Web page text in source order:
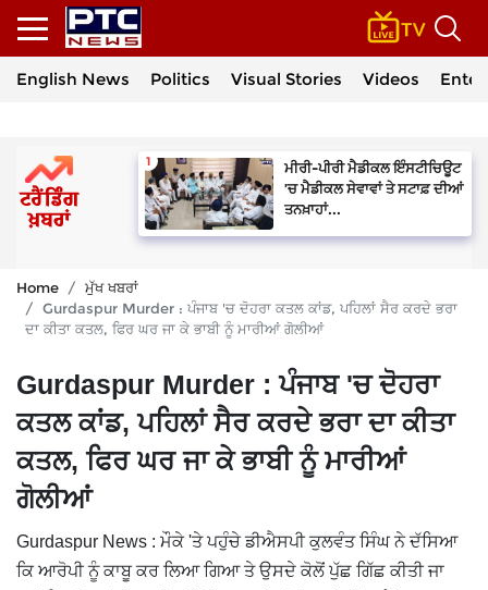
English News Politics Visual Stories Videos
ਮੀਰੀ-ਪੀਰੀ ਮੈਡੀਕਲ ਇੰਸਟੀਚਿਊਟ
’ਚ ਮੈਡੀਕਲ ਸੇਵਾਵਾਂ ਤੇ ਸਟਾਫ਼ ਦੀਆਂ
ਤਨਖ਼ਾਹਾਂ...
Home
ਮੁੱਖ ਖਬਰਾਂ
Gurdaspur Murder : ਪੰਜਾਬ 'ਚ ਦੋਹਰਾ ਕਤਲ ਕਾਂਡ, ਪਹਿਲਾਂ ਸੈਰ ਕਰਦੇ ਭਰਾ
ਦਾ ਕੀਤਾ ਕਤਲ, ਫਿਰ ਘਰ ਜਾ ਕੇ ਭਾਬੀ ਨੂੰ ਮਾਰੀਆਂ ਗੋਲੀਆਂ
Gurdaspur Murder : ਪੰਜਾਬ 'ਚ ਦੋਹਰਾ
ਕਤਲ ਕਾਂਡ, ਪਹਿਲਾਂ ਸੈਰ ਕਰਦੇ ਭਰਾ ਦਾ ਕੀਤਾ
ਕਤਲ, ਫਿਰ ਘਰ ਜਾ ਕੇ ਭਾਬੀ ਨੂੰ ਮਾਰੀਆਂ
ਗੋਲੀਆਂ
Gurdaspur News : ਮੌਕੇ 'ਤੇ ਪਹੁੰਚੇ ਡੀਐਸਪੀ ਕੁਲਵੰਤ ਸਿੰਘ ਨੇ ਦੱਸਿਆ
ਕਿ ਆਰੋਪੀ ਨੂੰ ਕਾਬੂ ਕਰ ਲਿਆ ਗਿਆ ਤੇ ਉਸਦੇ ਕੋਲੋਂ ਪੁੱਛ ਗਿੱਛ ਕੀਤੀ ਜਾ